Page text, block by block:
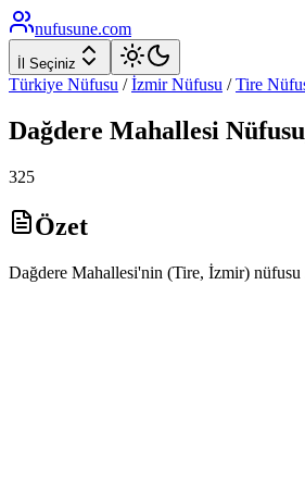
nufusune.com
İl Seçiniz
Türkiye Nüfusu / İzmirNüfusu / Tire
Dağdere Mahallesi
325
Özet
Dağdere Mahallesi'nin (Tire, İzmir)